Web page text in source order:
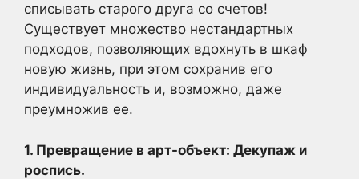
списывать старого друга со счетов!
Существует множество нестандартных
подходов, позволяющих вдохнуть в шкаф
новую жизнь, при этом сохранив его
индивидуальность и, возможно, даже
преумножив ее.
1. Превращение в арт-объект: Декупаж и
роспись.